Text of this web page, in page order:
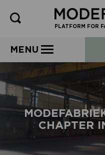
PLATFORM FOR
MENU
CHAPTER